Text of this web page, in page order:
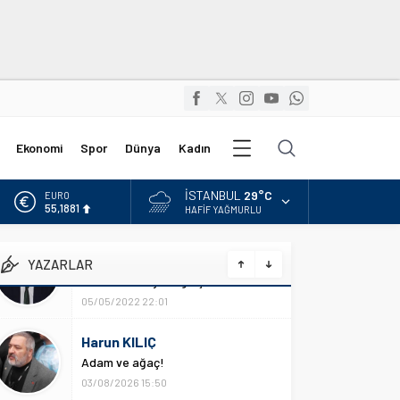
Ekonomi Spor Dünya Kadın
Kategoriler
ALTIN
6.660,55
DOLAR
47,7111
55,1881
İSTANBUL 29°C
HAFIF YAĞMURLU
YAZARLAR
Harun KILIÇ
03/08/2026 15:50
Karaca Hasan